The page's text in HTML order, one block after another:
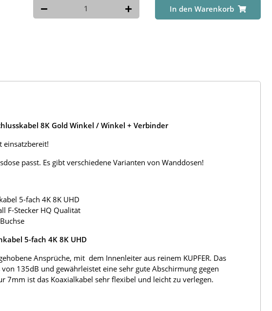
In den Warenkorb
8K Gold Winkel / Winkel + Verbinder
einsatzbereit!
passt. Es gibt verschiedene Varianten von Wanddosen!
5-fach 4K 8K UHD
F-Stecker HQ Qualität
5-fach 4K 8K UHD
Ansprüche, mit dem Innenleiter aus reinem KUPFER. Das
135dB und gewährleistet eine sehr gute Abschirmung gegen
7mm ist das Koaxialkabel sehr flexibel und leicht zu verlegen.